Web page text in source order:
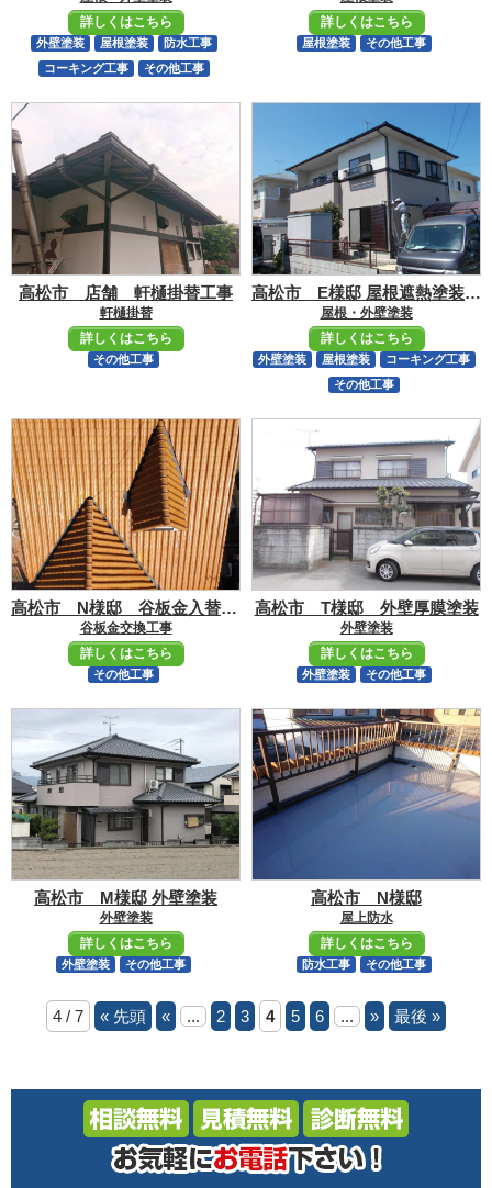
詳しくはこちら
外壁塗装 屋根塗装
防水工事
コーキング工事
その他工事
詳しくはこちら
屋根塗装 その他工事
高松市 店舗 軒樋掛替工事
軒樋掛替
詳しくはこちら
その他工事
高松市 E様邸 屋根遮熱塗装・外壁塗装・コーキング工事等
屋根・外壁塗装
詳しくはこちら
外壁塗装 屋根塗装
コーキング工事
その他工事
高松市 N様邸 谷板金入替工事
谷板金交換工事
詳しくはこちら
その他工事
高松市 T様邸 外壁厚膜塗装
外壁塗装
詳しくはこちら
外壁塗装 その他工事
高松市 M様邸 外壁塗装
外壁塗装
詳しくはこちら
外壁塗装 その他工事
高松市 N様邸
屋上防水
詳しくはこちら
防水工事 その他工事
4 / 7 « 先頭 « ... 2 3 4 5 6 ... » 最後 »